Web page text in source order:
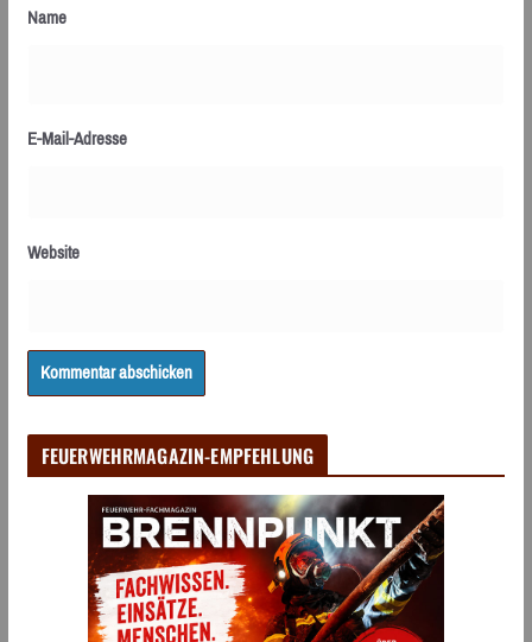
Name
E-Mail-Adresse
Website
FEUERWEHRMAGAZIN-EMPFEHLUNG